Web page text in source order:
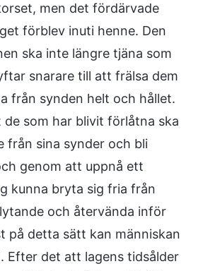
men det fördärvade
förblev inuti henne. Den
ska inte längre tjäna som
snarare till att frälsa dem
från synden helt och hållet.
som har blivit förlåtna ska
från sina synder och bli
genom att uppnå ett
kunna bryta sig fria från
och återvända inför
på detta sätt kan människan
Efter det att lagens tidsålder